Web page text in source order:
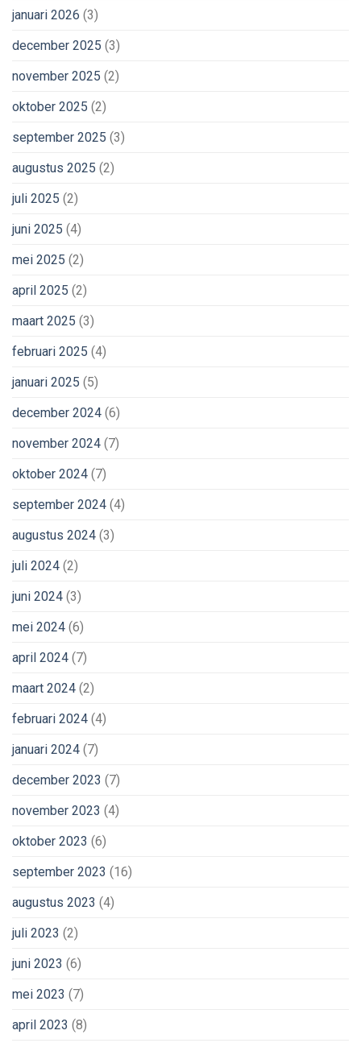
januari 2026 (3)
december 2025 (3)
november 2025 (2)
oktober 2025 (2)
september 2025 (3)
augustus 2025 (2)
juli 2025 (2)
juni 2025 (4)
mei 2025 (2)
april 2025 (2)
maart 2025 (3)
februari 2025 (4)
januari 2025 (5)
december 2024 (6)
november 2024 (7)
oktober 2024 (7)
september 2024 (4)
augustus 2024 (3)
juli 2024 (2)
juni 2024 (3)
mei 2024 (6)
april 2024 (7)
maart 2024 (2)
februari 2024 (4)
januari 2024 (7)
december 2023 (7)
november 2023 (4)
oktober 2023 (6)
september 2023 (16)
augustus 2023 (4)
juli 2023 (2)
juni 2023 (6)
mei 2023 (7)
april 2023 (8)